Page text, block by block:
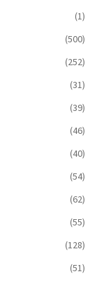
(1)
(500)
(252)
(31)
(39)
(46)
(40)
(54)
(62)
(55)
(128)
(51)